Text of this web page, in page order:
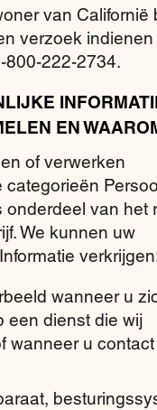
van Californië
verzoek indienen
800-222-2734.
EN
of verwerken
categorieën
onderdeel van het
We kunnen uw
wanneer u
een dienst die wij
wanneer u